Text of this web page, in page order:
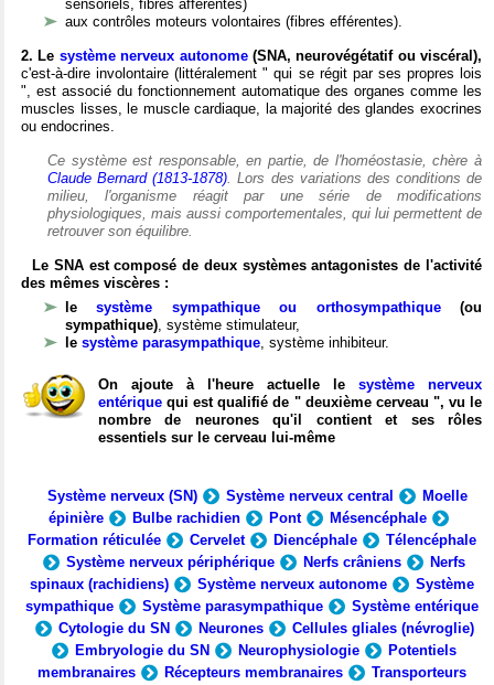
sensoriels, fibres afférentes)
aux contrôles moteurs volontaires (fibres efférentes).
2. Le système nerveux autonome(SNA, neurovégétatif ou viscéral),
c'est-à-dire involontaire (littéralement " qui se régit par ses propres lois
", est associé du fonctionnement automatique des organes comme les
muscles lisses, le muscle cardiaque, la majorité des glandes exocrines
ou endocrines.
Ce système est responsable, en partie, de l'homéostasie, chère à
Claude Bernard (1813-1878). Lors des variations des conditions de
milieu, l'organisme réagit par une série de modifications
physiologiques, mais aussi comportementales, qui lui permettent de
retrouver son équilibre.
Le SNA est composé de deux systèmes antagonistes de l'activité
des mêmes viscères :
lesystème sympathique ou orthosympathique(ou
sympathique), système stimulateur,
le système parasympathique, système inhibiteur.
On ajoute à l'heure actuelle le système nerveux
entérique qui est qualifié de " deuxième cerveau ", vu le
nombre de neurones qu'il contient et ses rôles
essentiels sur le cerveau lui-même
Système nerveux (SN) Système nerveux central
Moelle
épinière
Bulbe rachidien Pont
Mésencéphale
Formation réticulée
Cervelet Diencéphale
Télencéphale
Système nerveux périphérique
Nerfs crâniens
Nerfs
spinaux (rachidiens)
Système nerveux autonome
Système
sympathique
Système parasympathique
Système entérique
Cytologie du SN
Neurones
Cellules gliales (névroglie)
Embryologie du SN
Neurophysiologie
Potentiels
membranaires
Récepteurs membranaires
Transporteurs